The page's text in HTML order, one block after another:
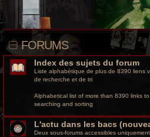
FORUMS
Index des sujets du forum
Liste alphabétique de plus de 8390 liens
de recherche et de tri
Alphabetical list of more than 8390 links
searching and sorting
L'actu dans les bacs
Deux sous-forums accessibles